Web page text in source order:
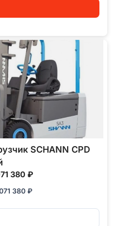
SCHANN CPD
380 ₽
380 ₽